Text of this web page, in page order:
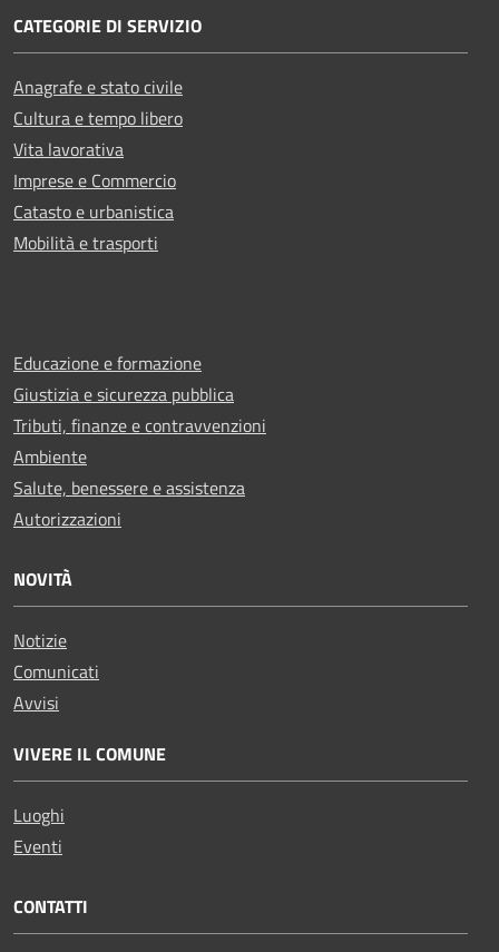
CATEGORIE DI SERVIZIO
Anagrafe e stato civile
Cultura e tempo libero
Vita lavorativa
Imprese e Commercio
Catasto e urbanistica
Mobilità e trasporti
Educazione e formazione
Giustizia e sicurezza pubblica
Tributi, finanze e contravvenzioni
Ambiente
Salute, benessere e assistenza
Autorizzazioni
NOVITÀ
Notizie
Comunicati
Avvisi
VIVERE IL COMUNE
Luoghi
Eventi
CONTATTI